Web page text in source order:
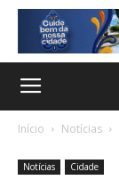
Início Notícias
Notícias Cidade